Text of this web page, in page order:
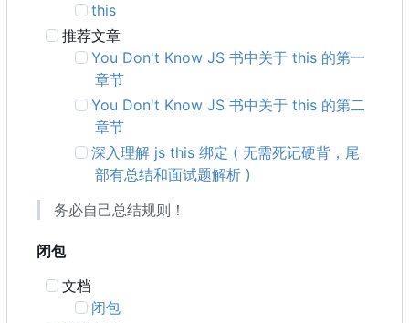
this
推荐文章
You Don't Know JS 书中关于 this 的第一
章节
You Don't Know JS 书中关于 this 的第二
章节
深入理解 js this 绑定 ( 无需死记硬背，尾
部有总结和面试题解析 )
务必自己总结规则！
闭包
文档
闭包